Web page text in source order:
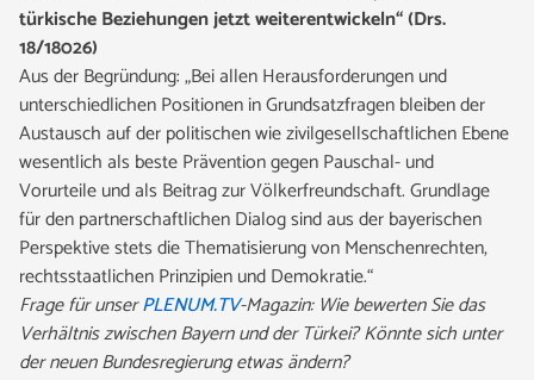
türkische Beziehungen jetzt weiterentwickeln“ (Drs.
18/18026)
Aus der Begründung: „Bei allen Herausforderungen und
unterschiedlichen Positionen in Grundsatzfragen bleiben der
Austausch auf der politischen wie zivilgesellschaftlichen Ebene
wesentlich als beste Prävention gegen Pauschal- und
Vorurteile und als Beitrag zur Völkerfreundschaft. Grundlage
für den partnerschaftlichen Dialog sind aus der bayerischen
Perspektive stets die Thematisierung von Menschenrechten,
rechtsstaatlichen Prinzipien und Demokratie.“
Frage für unserPLENUM.TV-Magazin: Wie bewerten Sie das
Verhältnis zwischen Bayern und der Türkei? Könnte sich unter
der neuen Bundesregierung etwas ändern?